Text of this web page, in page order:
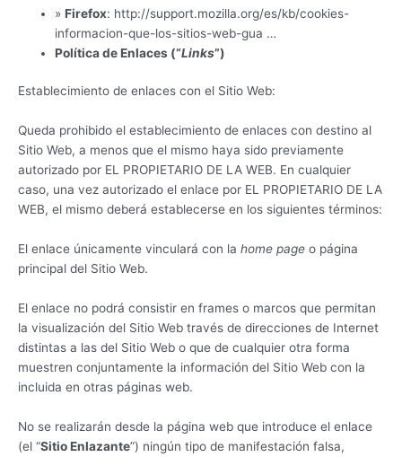
»Firefox: http://support.mozilla.org/es/kb/cookies-
informacion-que-los-sitios-web-gua …
Política de Enlaces (“Links”)
Establecimiento de enlaces con el Sitio Web:
Queda prohibido el establecimiento de enlaces con destino al
Sitio Web, a menos que el mismo haya sido previamente
autorizado por EL PROPIETARIO DE LA WEB. En cualquier
caso, una vez autorizado el enlace por EL PROPIETARIO DE LA
WEB, el mismo deberá establecerse en los siguientes términos:
El enlace únicamente vinculará con la home page o página
principal del Sitio Web.
El enlace no podrá consistir en frames o marcos que permitan
la visualización del Sitio Web través de direcciones de Internet
distintas a las del Sitio Web o que de cualquier otra forma
muestren conjuntamente la información del Sitio Web con la
incluida en otras páginas web.
No se realizarán desde la página web que introduce el enlace
(el “Sitio Enlazante”) ningún tipo de manifestación falsa,